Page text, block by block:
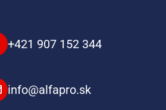
+421 907 152 344
info@alfapro.sk